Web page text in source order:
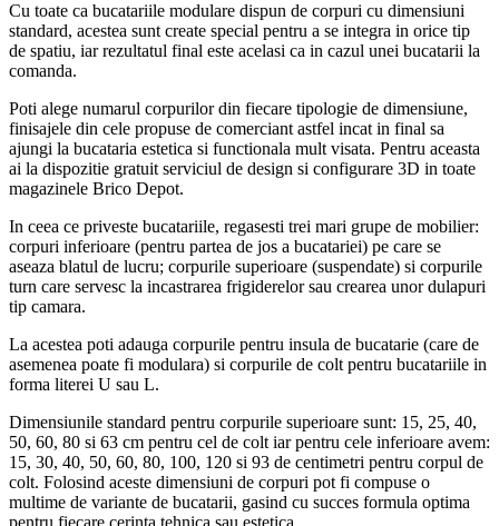
Cu toate ca bucatariile modulare dispun de corpuri cu dimensiuni
standard, acestea sunt create special pentru a se integra in orice tip
de spatiu, iar rezultatul final este acelasi ca in cazul unei bucatarii la
comanda.
Poti alege numarul corpurilor din fiecare tipologie de dimensiune,
finisajele din cele propuse de comerciant astfel incat in final sa
ajungi la bucataria estetica si functionala mult visata. Pentru aceasta
ai la dispozitie gratuit serviciul de design si configurare 3D in toate
magazinele Brico Depot.
In ceea ce priveste bucatariile, regasesti trei mari grupe de mobilier:
corpuri inferioare (pentru partea de jos a bucatariei) pe care se
aseaza blatul de lucru; corpurile superioare (suspendate) si corpurile
turn care servesc la incastrarea frigiderelor sau crearea unor dulapuri
tip camara.
La acestea poti adauga corpurile pentru insula de bucatarie (care de
asemenea poate fi modulara) si corpurile de colt pentru bucatariile in
forma literei U sau L.
Dimensiunile standard pentru corpurile superioare sunt: 15, 25, 40,
50, 60, 80 si 63 cm pentru cel de colt iar pentru cele inferioare avem:
15, 30, 40, 50, 60, 80, 100, 120 si 93 de centimetri pentru corpul de
colt. Folosind aceste dimensiuni de corpuri pot fi compuse o
multime de variante de bucatarii, gasind cu succes formula optima